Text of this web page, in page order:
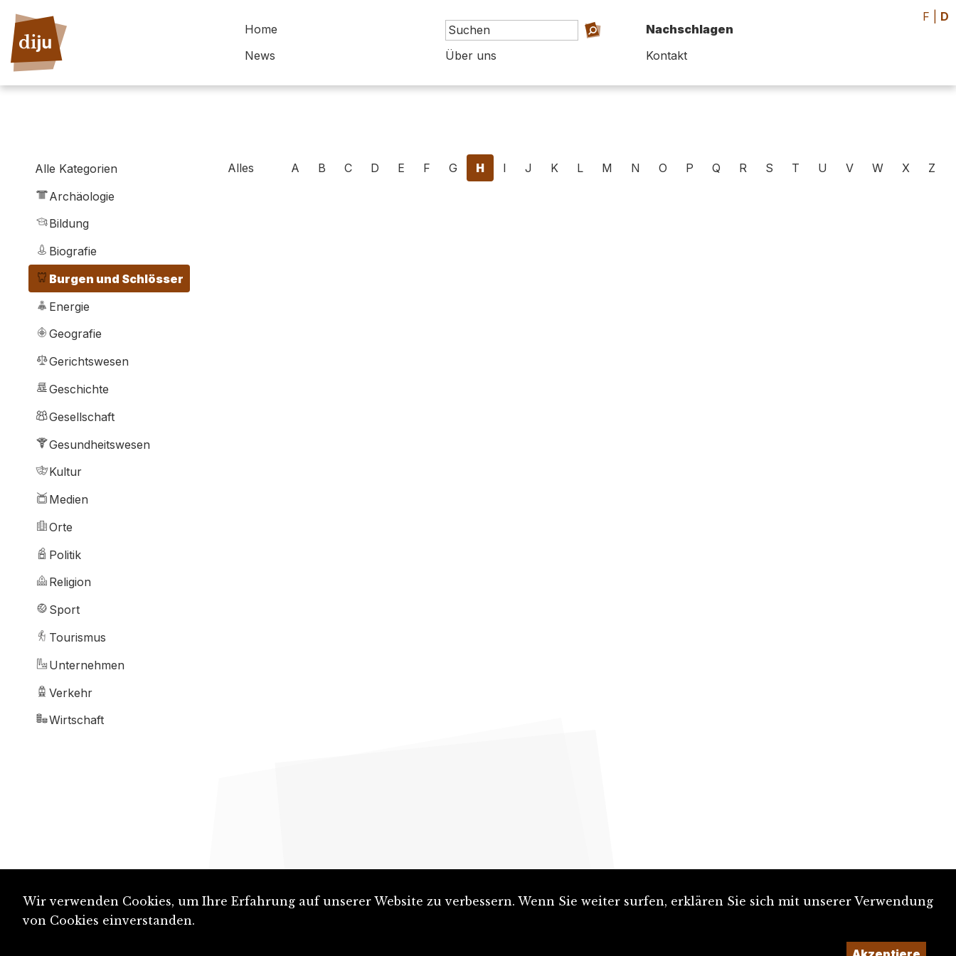
Home
Nachschlagen
News
Über uns Kontakt
F D
Alle Kategorien
Archäologie
Bildung
Biografie
Burgen und Schlösser
Energie
Geografie
Gerichtswesen
Geschichte
Gesellschaft
Gesundheitswesen
Kultur
Medien
Orte
Politik
Religion
Sport
Tourismus
Unternehmen
Verkehr
Wirtschaft
Alles A B C D E F G H I J K L M N O P Q R S T U V W X Z
Wir verwenden Cookies, um Ihre Erfahrung auf unserer Website zu verbessern. Wenn Sie weiter surfen, erklären Sie sich mit unserer Verwendung
von Cookies einverstanden.